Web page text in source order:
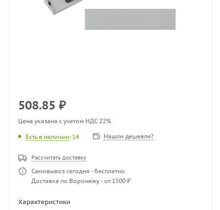
508.85 ₽
Цена указана с учетом НДС 22%
Есть в наличии: 14 Нашли дешевле?
Рассчитать доставку
Самовывоз сегодня - бесплатно
Доставка по Воронежу - от 1500 ₽
Характеристики